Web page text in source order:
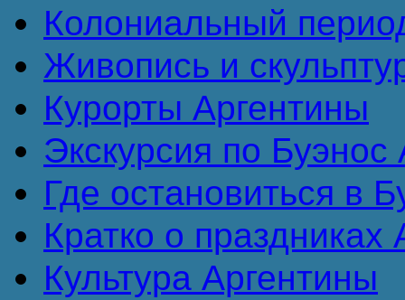
Колониальный
Живопись и
Курорты Аргентины
Экскурсия по
Где остановиться в
Кратко о праздниках
Культура Аргентины